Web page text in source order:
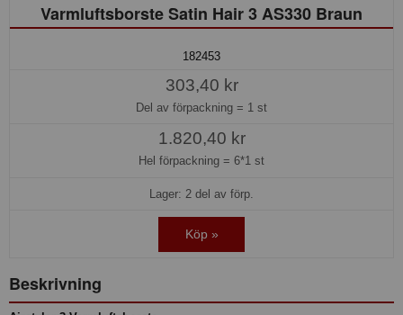
Varmluftsborste Satin Hair 3 AS330 Braun
182453
303,40 kr
Del av förpackning = 1 st
1.820,40 kr
Hel förpackning = 6*1 st
Lager: 2 del av förp.
Köp »
Beskrivning